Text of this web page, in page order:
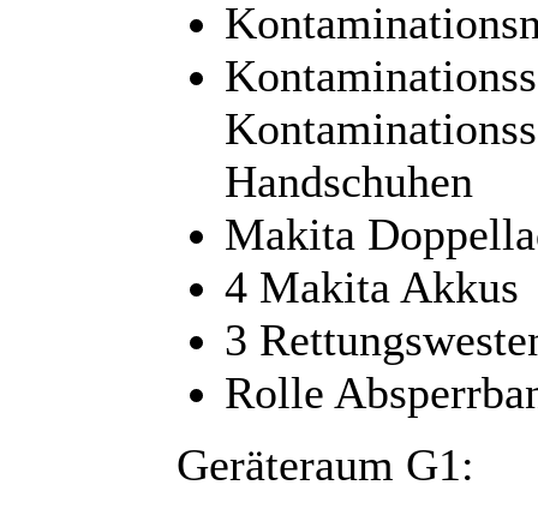
Handschuhen
Makita
4 Makita Akkus
3
Rolle
Geräteraum G1: